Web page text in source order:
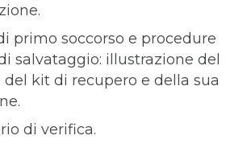
primo soccorso e procedure
salvataggio: illustrazione del
kit di recupero e della sua
di verifica.